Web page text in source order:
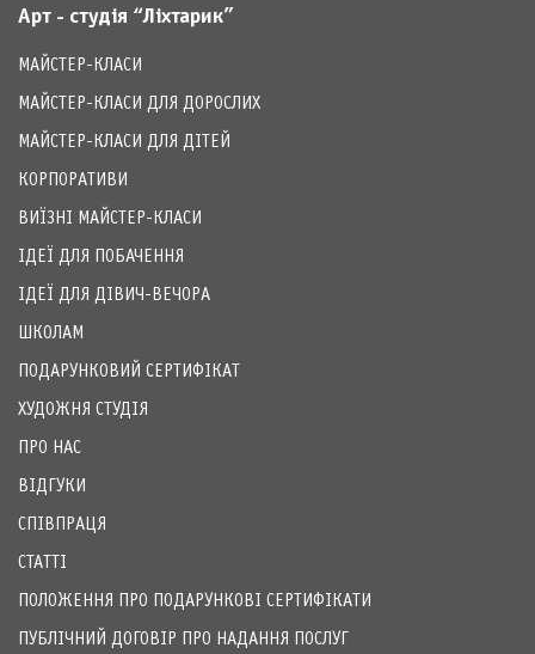
Арт - студія “Ліхтарик”
МАЙСТЕР-КЛАСИ
МАЙСТЕР-КЛАСИ ДЛЯ ДОРОСЛИХ
МАЙСТЕР-КЛАСИ ДЛЯ ДІТЕЙ
КОРПОРАТИВИ
ВИЇЗНІ МАЙСТЕР-КЛАСИ
ІДЕЇ ДЛЯ ПОБАЧЕННЯ
ІДЕЇ ДЛЯ ДІВИЧ-ВЕЧОРА
ШКОЛАМ
ПОДАРУНКОВИЙ СЕРТИФІКАТ
ХУДОЖНЯ СТУДІЯ
ПРО НАС
ВІДГУКИ
СПІВПРАЦЯ
СТАТТІ
ПОЛОЖЕННЯ ПРО ПОДАРУНКОВІ СЕРТИФІКАТИ
ПУБЛІЧНИЙ ДОГОВІР ПРО НАДАННЯ ПОСЛУГ